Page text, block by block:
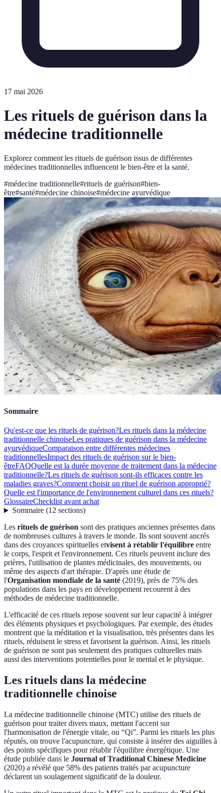
17 mai 2026
Les rituels de guérison dans la
médecine traditionnelle
Explorez comment les rituels de guérison issus de différentes
médecines traditionnelles influencent le bien-être et la santé.
#médecine traditionnelle#rituels de guérison#bien-
être#santé#médecine chinoise#médecine ayurvédique
Sommaire
Qu'est-ce que les rituels de guérison?Les rituels dans la médecine
traditionnelle chinoiseLes pratiques de guérison dans la médecine
ayurvédiqueComparaison entre différentes médecines
traditionnellesImpact des rituels de guérison sur le bien-
êtreFAQQuelle est la durée moyenne de traitement dans la médecine
traditionnelle?Les rituels de guérison sont-ils efficaces contre les
maladies graves?Comment choisir un rituel de guérison approprié?
Quelle est l'importance de l'environnement culturel dans ces rituels?
GlossaireChecklist avant achat
Sommaire(12 sections)
Les rituels de guérison sont des pratiques anciennes présentes dans
de nombreuses cultures à travers le monde. Ils sont souvent ancrés
dans des croyances spirituelles etvisent à rétablir l'équilibre entre
le corps, l'esprit et l'environnement. Ces rituels peuvent inclure des
prières, l'utilisation de plantes médicinales, des mouvements, ou
même des aspects d'art thérapie. D'après une étude de
l'Organisation mondiale de la santé (2019), près de 75% des
populations dans les pays en développement recourent à des
méthodes de médecine traditionnelle.
L'efficacité de ces rituels repose souvent sur leur capacité à intégrer
des éléments physiques et psychologiques. Par exemple, des études
montrent que la méditation et la visualisation, très présentes dans les
rituels, réduisent le stress et favorisent la guérison. Ainsi, les rituels
de guérison ne sont pas seulement des pratiques culturelles mais
aussi des interventions potentielles pour le mental et le physique.
Les rituels dans la médecine
traditionnelle chinoise
La médecine traditionnelle chinoise (MTC) utilise des rituels de
guérison pour traiter divers maux, mettant l'accent sur
l'harmonisation de l'énergie vitale, ou “Qi”. Parmi les rituels les plus
réputés, on trouve l'acupuncture, qui consiste à insérer des aiguilles à
des points spécifiques pour rétablir l'équilibre énergétique. Une
étude publiée dans le Journal of Traditional Chinese Medicine
(2020) a révélé que 58% des patients traités par acupuncture
déclarent un soulagement significatif de la douleur.